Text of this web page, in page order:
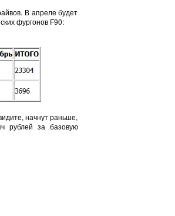
В апреле будет
фургонов F90:
начнут раньше,
рублей за базовую